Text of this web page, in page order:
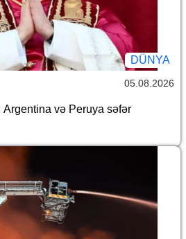
DÜNYA
05.08.2026
Argentina və Peruya səfər